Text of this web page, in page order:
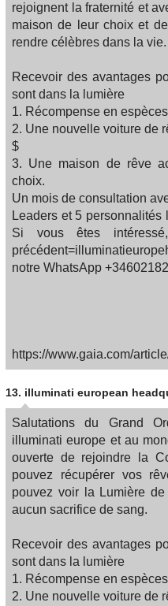
rejoignent la fraternité et
maison de leur choix et
rendre célèbres dans la vie.
Recevoir des avantages
sont dans la lumière
1. Récompense en
2. Une nouvelle voiture de
$
3. Une maison de rêve
choix.
Un mois de consultation
Leaders et 5
Si vous êtes
notre WhatsApp
https://www.gaia.com/
13. illuminati european
Salutations du Grand
illuminati europe et au
ouverte de rejoindre la
pouvez récupérer vos
pouvez voir la Lumière
aucun sacrifice de sang.
Recevoir des avantages
sont dans la lumière
1. Récompense en
2. Une nouvelle voiture de